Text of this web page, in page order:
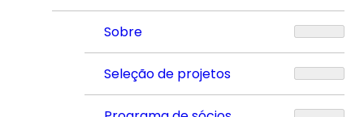
Sobre
Seleção de projetos